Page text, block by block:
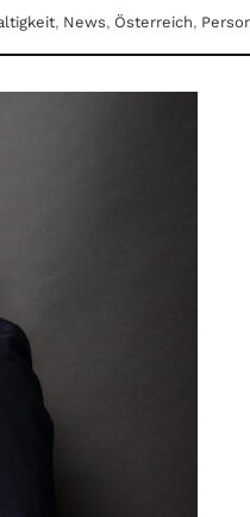
, News, Österreich,